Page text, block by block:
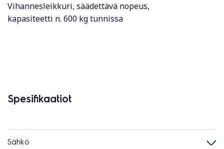
Vihannesleikkuri, säädettävä nopeus,
kapasiteetti n. 600 kg tunnissa
Spesifikaatiot
Sähkö